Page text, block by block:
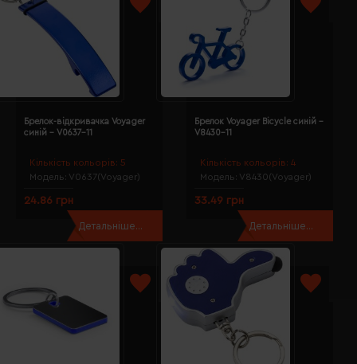
Кількість кольорів: 5
Модель: V0637(Voyager)
Брелок-відкривачка Voyager
синій - V0637-11
24.86 грн
Детальніше...
Кількість кольорів: 4
Модель: V8430(Voyager)
Брелок Voyager Bicycle синій -
V8430-11
33.49 грн
Детальніше...